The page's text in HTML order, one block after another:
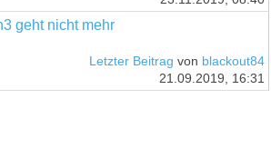
geht nicht mehr
Letzter Beitrag von blackout84
21.09.2019, 16:31